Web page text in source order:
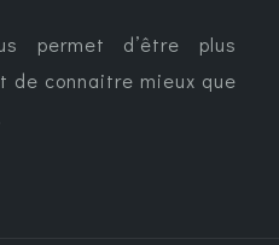
permet d’être plus
de connaitre mieux que